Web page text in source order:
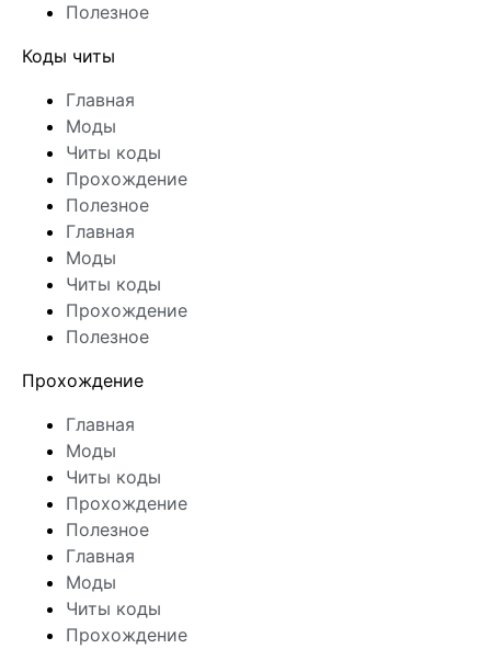
Полезное
Коды читы
Главная
Моды
Читы коды
Прохождение
Полезное
Главная
Моды
Читы коды
Прохождение
Полезное
Прохождение
Главная
Моды
Читы коды
Прохождение
Полезное
Главная
Моды
Читы коды
Прохождение